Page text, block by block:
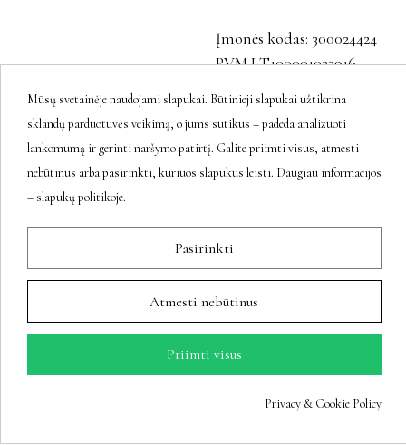
Įmonės kodas: 300024424
PVM LT100001023916
Naujienlaiškis
kuriuo metu.
Mūsų svetainėje naudojami slapukai. Būtinieji slapukai užtikrina
sklandų parduotuvės veikimą, o jums sutikus – padeda analizuoti
lankomumą ir gerinti naršymo patirtį. Galite priimti visus, atmesti
nebūtinus arba pasirinkti, kuriuos slapukus leisti. Daugiau informacijos
– slapukų politikoje.
Pasirinkti
Atmesti nebūtinus
Priimti visus
Privacy & Cookie Policy